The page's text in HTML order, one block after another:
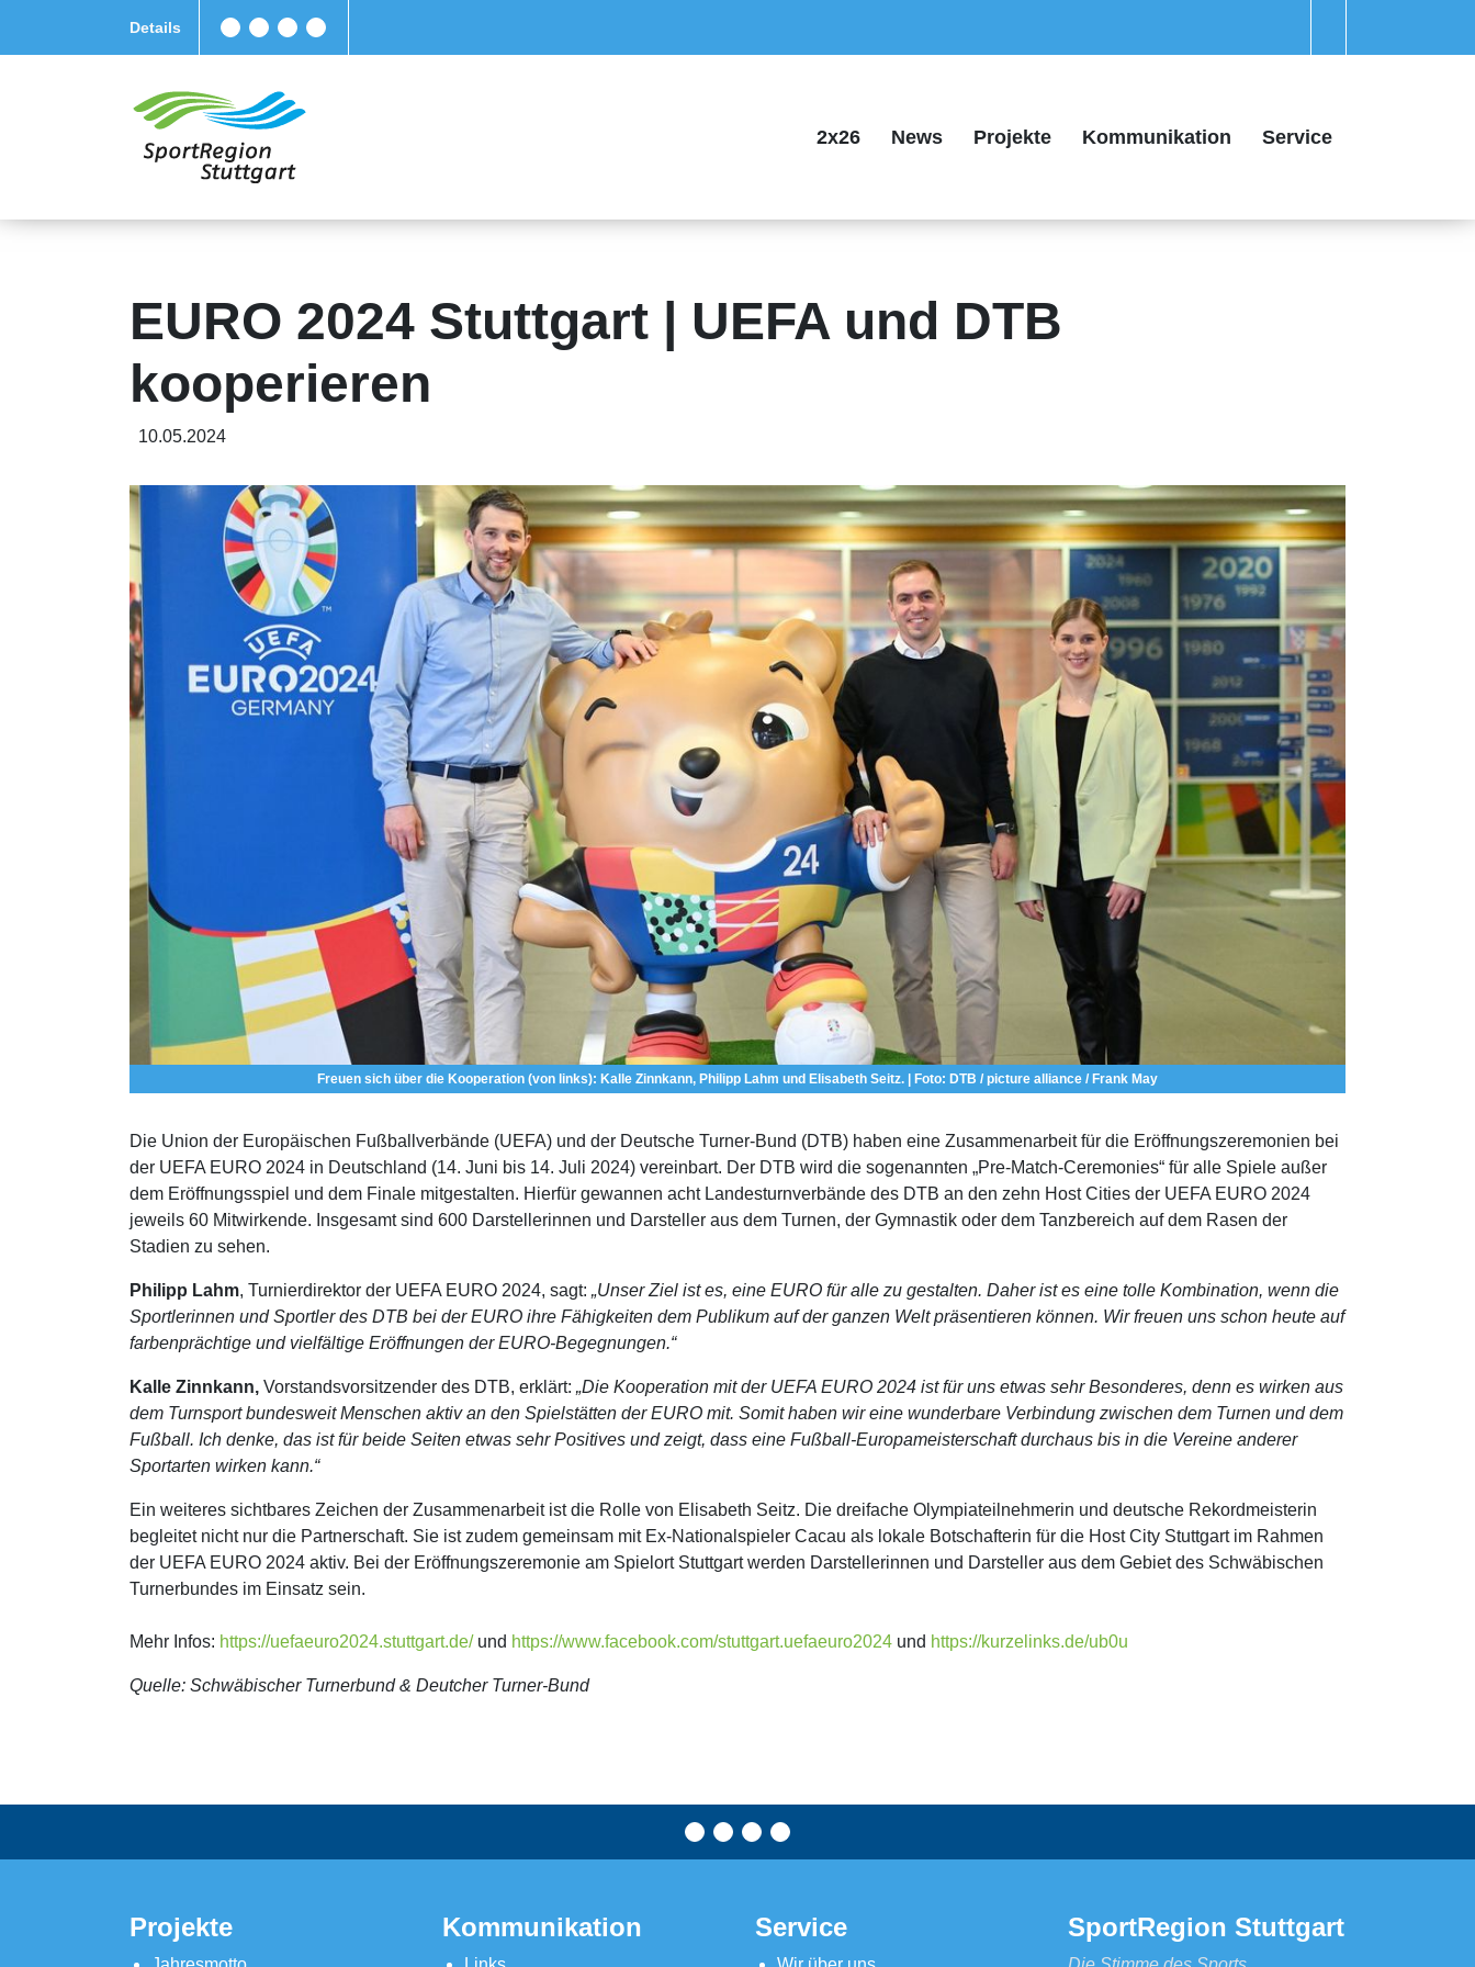
Details
2x26 News Projekte Kommunikation Service
EURO 2024 Stuttgart | UEFA und DTB
kooperieren
10.05.2024
Freuen sich über die Kooperation (von links): Kalle Zinnkann, Philipp Lahm und Elisabeth Seitz. | Foto: DTB / picture alliance / Frank May
Die Union der Europäischen Fußballverbände (UEFA) und der Deutsche Turner-Bund (DTB) haben eine Zusammenarbeit für die Eröffnungszeremonien bei
der UEFA EURO 2024 in Deutschland (14. Juni bis 14. Juli 2024) vereinbart. Der DTB wird die sogenannten „Pre-Match-Ceremonies“ für alle Spiele außer
dem Eröffnungsspiel und dem Finale mitgestalten. Hierfür gewannen acht Landesturnverbände des DTB an den zehn Host Cities der UEFA EURO 2024
jeweils 60 Mitwirkende. Insgesamt sind 600 Darstellerinnen und Darsteller aus dem Turnen, der Gymnastik oder dem Tanzbereich auf dem Rasen der
Stadien zu sehen.
Philipp Lahm, Turnierdirektor der UEFA EURO 2024, sagt: „Unser Ziel ist es, eine EURO für alle zu gestalten. Daher ist es eine tolle Kombination, wenn die
Sportlerinnen und Sportler des DTB bei der EURO ihre Fähigkeiten dem Publikum auf der ganzen Welt präsentieren können. Wir freuen uns schon heute auf
farbenprächtige und vielfältige Eröffnungen der EURO-Begegnungen.“
Kalle Zinnkann, Vorstandsvorsitzender des DTB, erklärt: „Die Kooperation mit der UEFA EURO 2024 ist für uns etwas sehr Besonderes, denn es wirken aus
dem Turnsport bundesweit Menschen aktiv an den Spielstätten der EURO mit. Somit haben wir eine wunderbare Verbindung zwischen dem Turnen und dem
Fußball. Ich denke, das ist für beide Seiten etwas sehr Positives und zeigt, dass eine Fußball-Europameisterschaft durchaus bis in die Vereine anderer
Sportarten wirken kann.“
Ein weiteres sichtbares Zeichen der Zusammenarbeit ist die Rolle von Elisabeth Seitz. Die dreifache Olympiateilnehmerin und deutsche Rekordmeisterin
begleitet nicht nur die Partnerschaft. Sie ist zudem gemeinsam mit Ex-Nationalspieler Cacau als lokale Botschafterin für die Host City Stuttgart im Rahmen
der UEFA EURO 2024 aktiv. Bei der Eröffnungszeremonie am Spielort Stuttgart werden Darstellerinnen und Darsteller aus dem Gebiet des Schwäbischen
Turnerbundes im Einsatz sein.
Mehr Infos: https://uefaeuro2024.stuttgart.de/und https://www.facebook.com/stuttgart.uefaeuro2024 und https://kurzelinks.de/ub0u
Quelle: Schwäbischer Turnerbund & Deutcher Turner-Bund
Projekte Kommunikation Service SportRegion Stuttgart